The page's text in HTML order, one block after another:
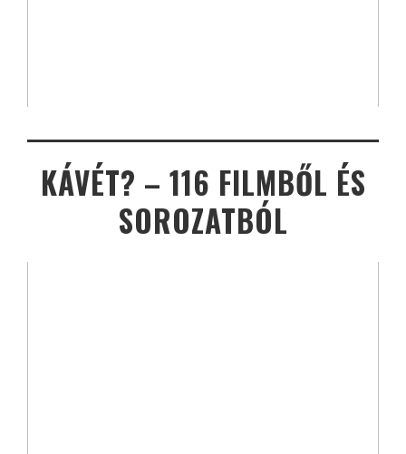
KÁVÉT? – 116 FILMBŐL ÉS
SOROZATBÓL